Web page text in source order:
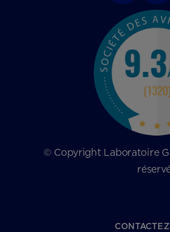
© Copyright Laboratoire